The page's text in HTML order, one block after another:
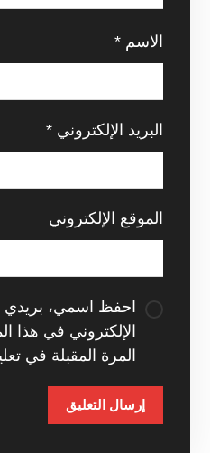
الاسم*
البريد الإلكتروني*
الموقع الإلكتروني
احفظ اسمي، بريدي
الإلكتروني في هذا
المرة المقبلة في
إرسال التعليق